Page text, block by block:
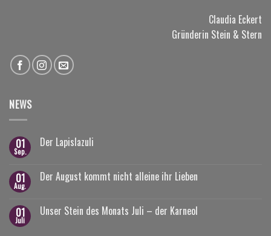
Claudia Eckert
Gründerin Stein & Stern
NEWS
01
Sep.
Der Lapislazuli
01
Aug.
Der August kommt nicht alleine ihr Lieben
01
Juli
Unser Stein des Monats Juli – der Karneol